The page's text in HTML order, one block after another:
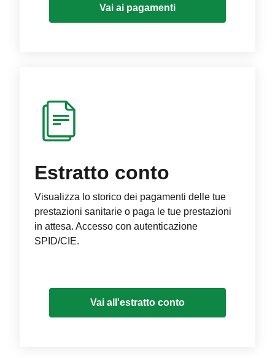
Vai ai pagamenti
Estratto conto
Visualizza lo storico dei pagamenti delle tue
prestazioni sanitarie o paga le tue prestazioni
in attesa. Accesso con autenticazione
SPID/CIE.
Vai all'estratto conto